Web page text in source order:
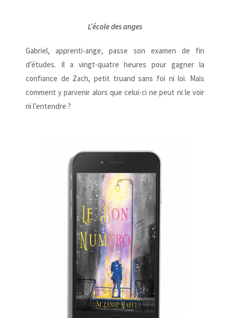
L’école des anges
Gabriel, apprenti-ange, passe son examen de fin
d’études. Il a vingt-quatre heures pour gagner la
confiance de Zach, petit truand sans foi ni loi. Mais
comment y parvenir alors que celui-ci ne peut ni le voir
ni l’entendre ?